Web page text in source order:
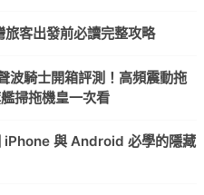
客出發前必讀完整攻略
騎士開箱評測！高頻震動拖
掃拖機皇一次看
iPhone 與 Android 必學的隱藏